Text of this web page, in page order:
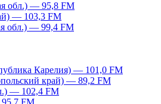
обл.) — 95,8 FM
— 103,3 FM
обл.) — 99,4 FM
Карелия) — 101,0 FM
край) — 89,2 FM
— 102,4 FM
FM